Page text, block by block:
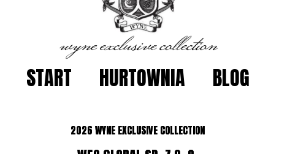
START HURTOWNIA BLOG
2026 WYNE EXCLUSIVE COLLECTION